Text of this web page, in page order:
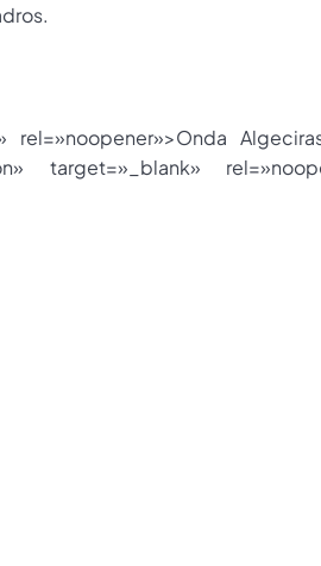
rel=»noopener»>Onda
target=»_blank»